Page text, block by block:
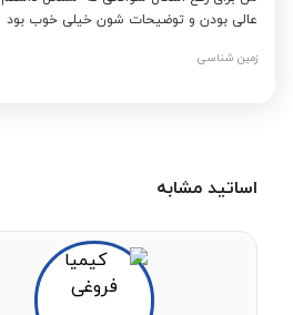
عالی بودن و توضیحات شون خیلی خوب بود
زمین شناسی
اساتید مشابه